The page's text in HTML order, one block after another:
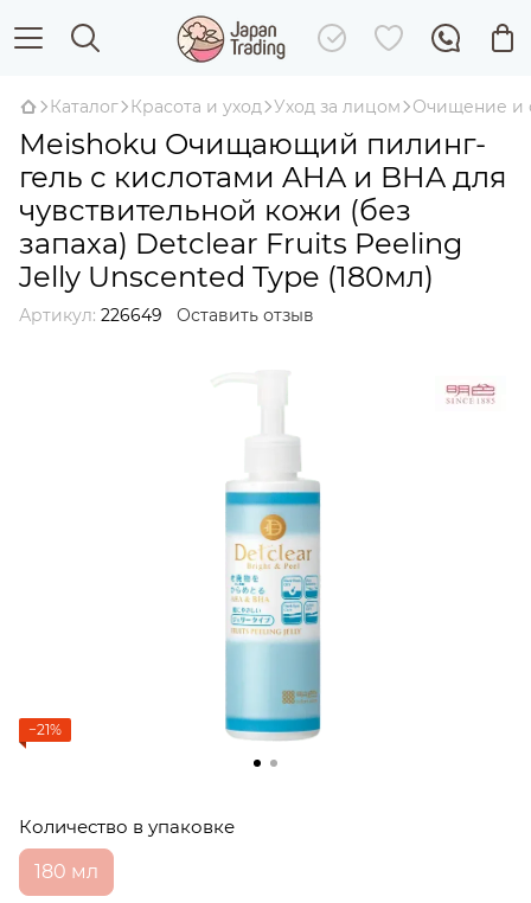
Каталог Красота и уход Уход за лицом Очищение и
Meishoku Очищающий пилинг-
гель с кислотами AHA и BHA для
чувствительной кожи (без
запаха) Detclear Fruits Peeling
Jelly Unscented Type (180мл)
Артикул: 226649 Оставить отзыв
−21%
Количество в упаковке
180 мл